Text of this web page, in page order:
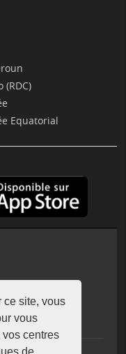
ce site, vous
vous
centres
de
(RDC)
Equatorial